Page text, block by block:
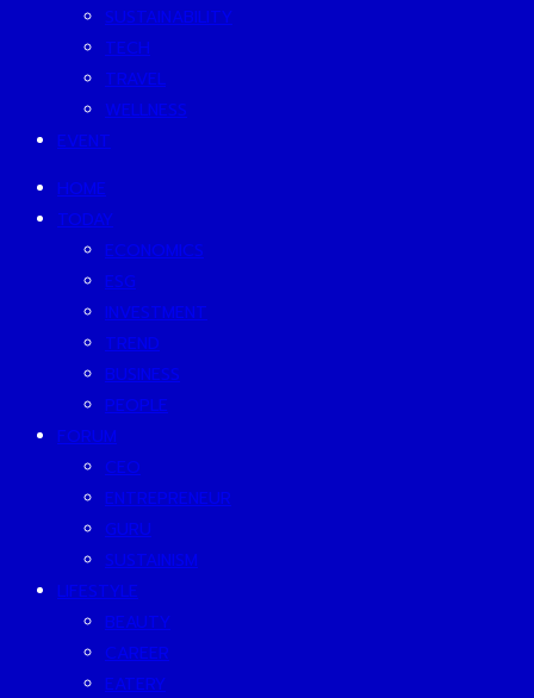
SUSTAINABILITY
TECH
TRAVEL
WELLNESS
EVENT
HOME
TODAY
ECONOMICS
ESG
INVESTMENT
TREND
BUSINESS
PEOPLE
FORUM
CEO
ENTREPRENEUR
GURU
SUSTAINISM
LIFESTYLE
BEAUTY
CAREER
EATERY